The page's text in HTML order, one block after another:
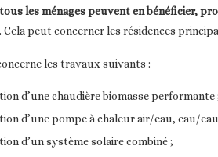
tous les ménages peuvent en bénéficier,
peut concerner les résidences
les travaux suivants :
d’une chaudière biomasse performante
d’une pompe à chaleur air/eau, eau/
d’un système solaire combiné ;